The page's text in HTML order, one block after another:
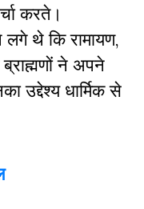
करते।
थे कि रामायण,
ने अपने
उद्देश्य धार्मिक से